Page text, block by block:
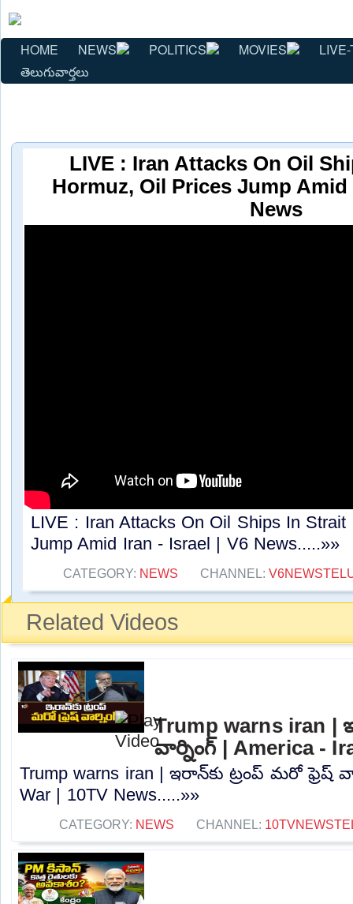
HOME NEWS POLITICS MOVIES
తెలుగువార్తలు
LIVE : Iran Attacks On Oil
Hormuz, Oil Prices Jump Amid
News
LIVE : Iran Attacks On Oil Ships In
Jump Amid Iran - Israel | V6 News.....»»
CATEGORY: NEWS CHANNEL:
Related Videos
Trump warns iran |
వార్నింగ్ | America -
Trump warns iran | ఇరాన్‌కు ట్రంప్ మరో ఫ్రెష్
War | 10TV News.....»»
CATEGORY: NEWS CHANNEL: